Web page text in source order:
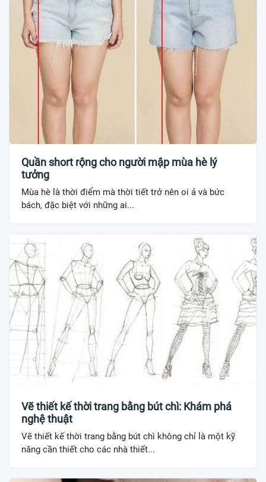
Quần short rộng cho người mập mùa hè lý
tưởng
Mùa hè là thời điểm mà thời tiết trở nên oi ả và bức
bách, đặc biệt với những ai...
Vẽ thiết kế thời trang bằng bút chì: Khám phá
nghệ thuật
Vẽ thiết kế thời trang bằng bút chì không chỉ là một kỹ
năng cần thiết cho các nhà thiết...